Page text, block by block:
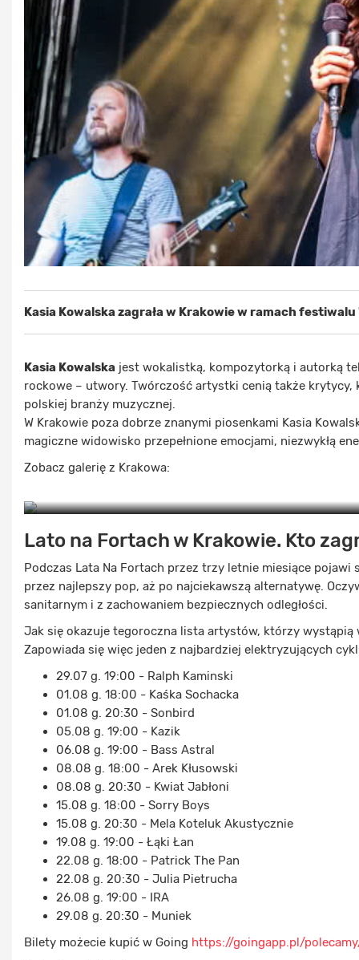
Kasia Kowalska zagrała w Krakowie w ramach
Kasia Kowalska jest wokalistką, kompozytorką i autorką
rockowe – utwory. Twórczość artystki cenią także
polskiej branży muzycznej.
W Krakowie poza dobrze znanymi piosenkami Kasia
magiczne widowisko przepełnione emocjami, niezwykłą
Zobacz galerię z Krakowa:
Lato na Fortach w Krakowie. Kto
Podczas Lata Na Fortach przez trzy letnie miesiące
przez najlepszy pop, aż po najciekawszą alternatywę.
sanitarnym i z zachowaniem bezpiecznych odległości.
Jak się okazuje tegoroczna lista artystów, którzy wystąpią
Zapowiada się więc jeden z najbardziej elektryzujących
29.07 g. 19:00 - Ralph Kaminski
01.08 g. 18:00 - Kaśka Sochacka
01.08 g. 20:30 - Sonbird
05.08 g. 19:00 - Kazik
06.08 g. 19:00 - Bass Astral
08.08 g. 18:00 - Arek Kłusowski
08.08 g. 20:30 - Kwiat Jabłoni
15.08 g. 18:00 - Sorry Boys
15.08 g. 20:30 - Mela Koteluk Akustycznie
19.08 g. 19:00 - Łąki Łan
22.08 g. 18:00 - Patrick The Pan
22.08 g. 20:30 - Julia Pietrucha
26.08 g. 19:00 - IRA
29.08 g. 20:30 - Muniek
Bilety możecie kupić w Going https://goingapp.pl/